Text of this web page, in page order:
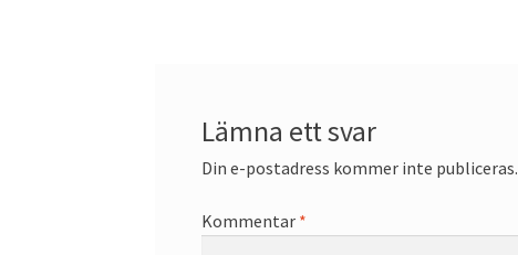
Lämna ett svar
Din e-postadress kommer inte publiceras.
Kommentar *